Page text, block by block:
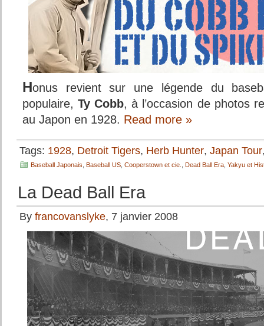
Honus revient sur une légende du
populaire,Ty Cobb, à l’occasion de photos
au Japon en 1928. Read more »
Tags: 1928, Detroit Tigers, Herb Hunter, Japan Tour
Baseball Japonais Baseball US Cooperstown et cie. Dead Ball Era Yakyu et
La Dead Ball Era
By francovanslyke, 7 janvier 2008